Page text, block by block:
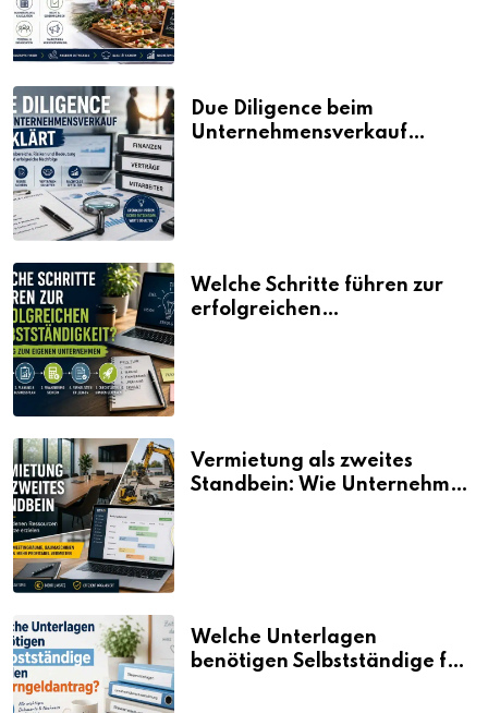
Due Diligence beim
Unternehmensverkauf
Welche Schritte führen zur
erfolgreichen
Vermietung als zweites
Standbein: Wie Unternehmen
Welche Unterlagen
benötigen Selbstständige für